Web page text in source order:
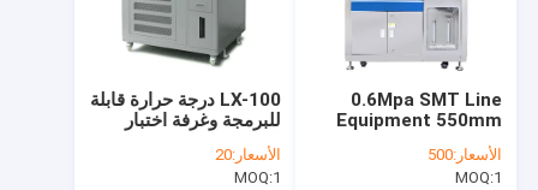
LX-100 درجة حرارة قابلة
للبرمجة وغرفة اختبار
كيلو وات
الأسعار:20
MOQ:1
0.6Mpa SMT Line
Equipment 550mm
PCBA Offline
Cleaning آلة
الأسعار:500
MOQ:1